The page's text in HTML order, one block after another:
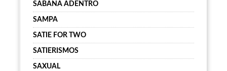
SABANA ADENTRO
SAMPA
SATIE FOR TWO
SATIERISMOS
SAXUAL